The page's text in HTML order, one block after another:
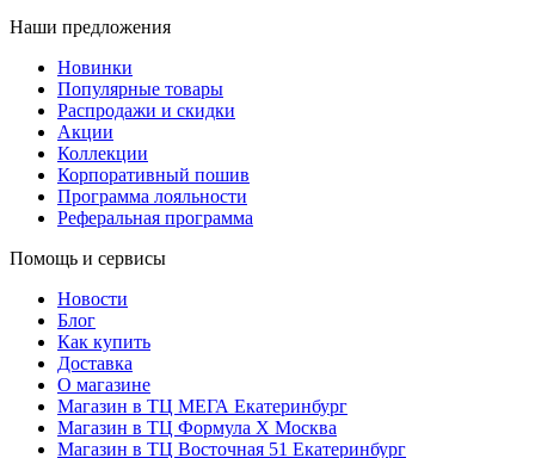
Наши предложения
Новинки
Популярные товары
Распродажи и скидки
Акции
Коллекции
Корпоративный пошив
Программа лояльности
Реферальная программа
Помощь и сервисы
Новости
Блог
Как купить
Доставка
О магазине
Магазин в ТЦ МЕГА Екатеринбург
Магазин в ТЦ Формула X Москва
Магазин в ТЦ Восточная 51 Екатеринбург